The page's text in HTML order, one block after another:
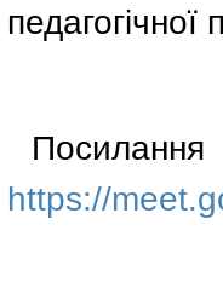
https://